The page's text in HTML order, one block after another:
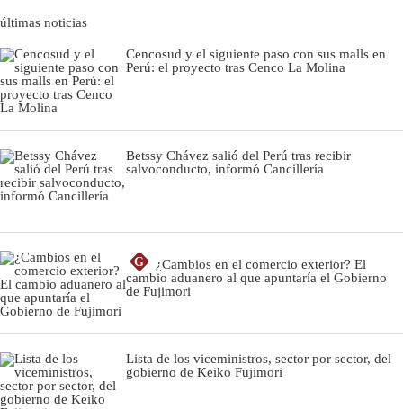
últimas noticias
Cencosud y el siguiente paso con sus malls en
Perú: el proyecto tras Cenco La Molina
Betssy Chávez salió del Perú tras recibir
salvoconducto, informó Cancillería
G
¿Cambios en el comercio exterior? El
cambio aduanero al que apuntaría el Gobierno
de Fujimori
Lista de los viceministros, sector por sector, del
gobierno de Keiko Fujimori